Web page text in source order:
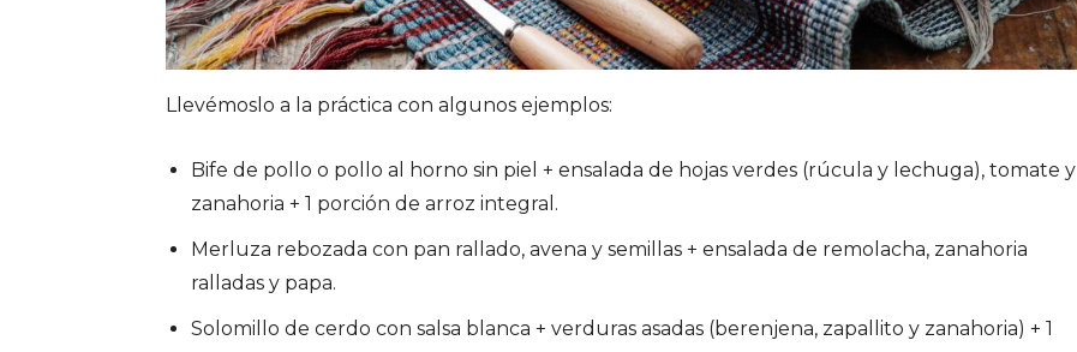
Llevémoslo a la práctica con algunos ejemplos:
Bife de pollo o pollo al horno sin piel + ensalada de hojas verdes (rúcula y lechuga), tomate y
zanahoria + 1 porción de arroz integral.
Merluza rebozada con pan rallado, avena y semillas + ensalada de remolacha, zanahoria
ralladas y papa.
Solomillo de cerdo con salsa blanca + verduras asadas (berenjena, zapallito y zanahoria) + 1